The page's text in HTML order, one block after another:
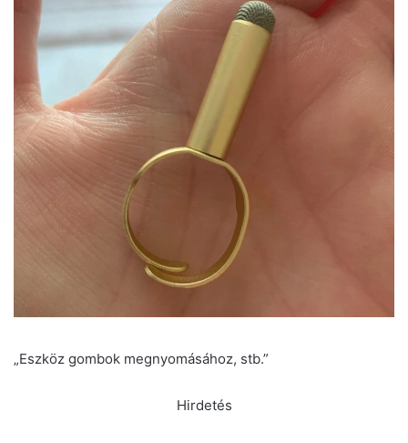
„Eszköz gombok megnyomásához, stb.”
Hirdetés